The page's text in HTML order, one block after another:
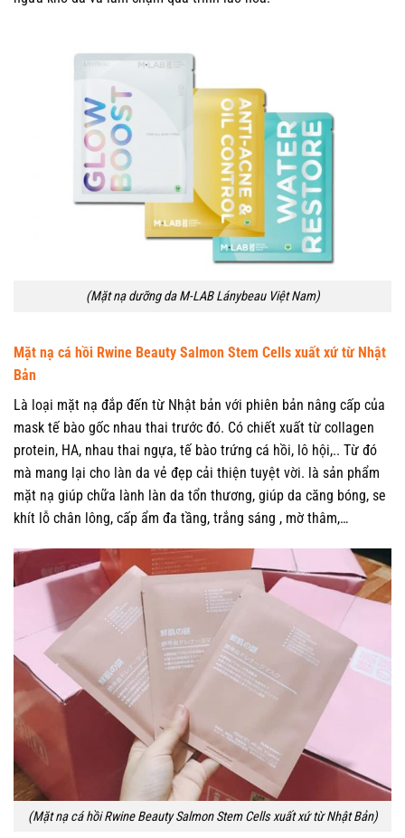
(Mặt nạ dưỡng da M-LAB Lánybeau Việt Nam)
Mặt nạ cá hồi Rwine Beauty Salmon Stem Cells xuất xứ từ Nhật
Bản
Là loại mặt nạ đắp đến từ Nhật bản với phiên bản nâng cấp của
mask tế bào gốc nhau thai trước đó. Có chiết xuất từ collagen
protein, HA, nhau thai ngựa, tế bào trứng cá hồi, lô hội,.. Từ đó
mà mang lại cho làn da vẻ đẹp cải thiện tuyệt vời. là sản phẩm
mặt nạ giúp chữa lành làn da tổn thương, giúp da căng bóng, se
khít lỗ chân lông, cấp ẩm đa tầng, trắng sáng , mờ thâm,…
(Mặt nạ cá hồi Rwine Beauty Salmon Stem Cells xuất xứ từ Nhật Bản)